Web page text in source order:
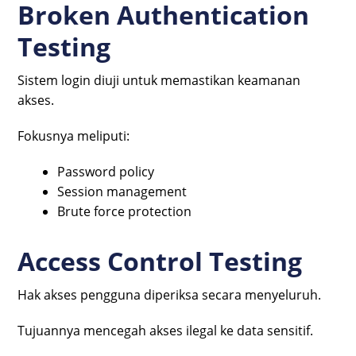
Broken Authentication
Testing
Sistem login diuji untuk memastikan keamanan
akses.
Fokusnya meliputi:
Password policy
Session management
Brute force protection
Access Control Testing
Hak akses pengguna diperiksa secara menyeluruh.
Tujuannya mencegah akses ilegal ke data sensitif.